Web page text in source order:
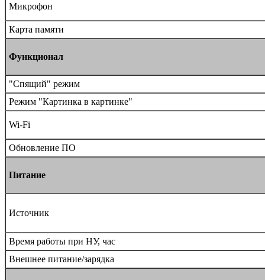
Микрофон
Карта памяти
Функционал
"Спящий" режим
Режим "Картинка в картинке"
Wi-Fi
Обновление ПО
Питание
Источник
Время работы при НУ, час
Внешнее питание/зарядка